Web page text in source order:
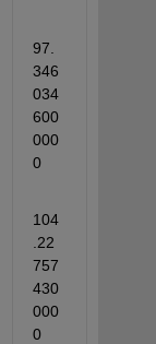
97.
346
034
600
000
0
104
.22
757
430
000
0